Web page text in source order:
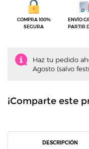
COMPRA 100%
SEGURA
ENVÍO
PARTIR
Haz tu pedido
Agosto (salvo
¡Comparte este
DESCRIPCIÓN